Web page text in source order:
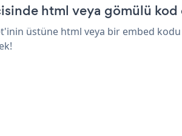
html veya gömülü kod
üstüne html veya bir embed